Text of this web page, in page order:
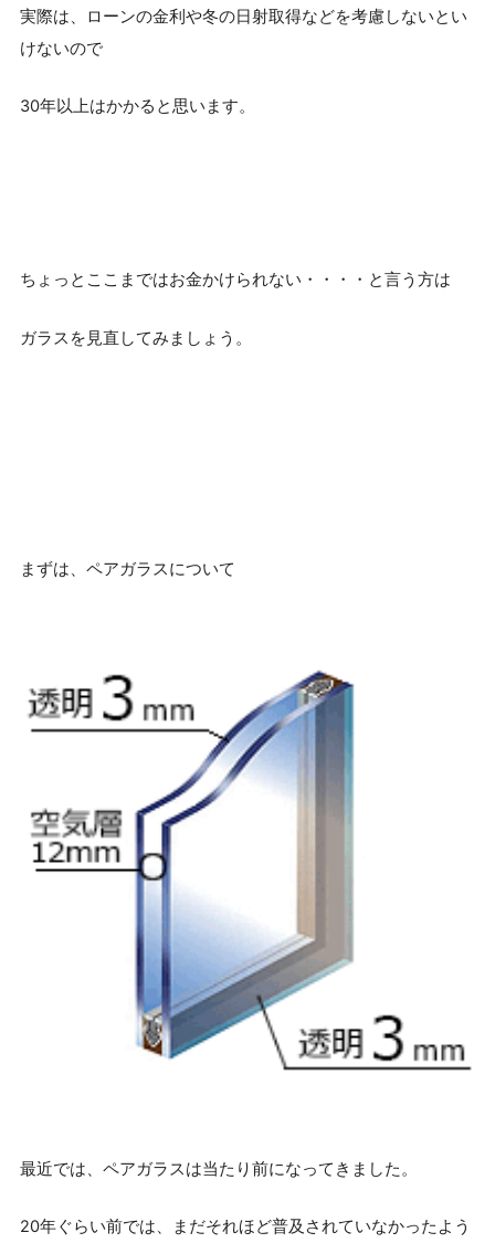
実際は、ローンの金利や冬の日射取得などを考慮しないとい
けないので
30年以上はかかると思います。
ちょっとここまではお金かけられない・・・・と言う方は
ガラスを見直してみましょう。
まずは、ペアガラスについて
最近では、ペアガラスは当たり前になってきました。
20年ぐらい前では、まだそれほど普及されていなかったよう